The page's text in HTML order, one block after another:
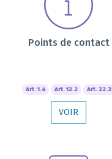
Points de contact
Art. 1.4 Art. 12.2 Art. 22.3
VOIR